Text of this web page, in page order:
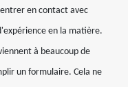
en contact avec
en la matière.
à beaucoup de
un formulaire. Cela ne